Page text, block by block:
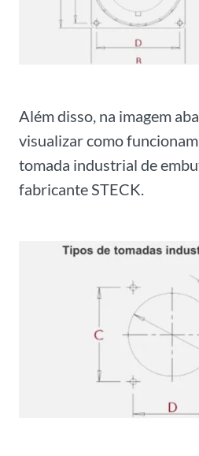
Além disso, na imagem
visualizar como
tomada industrial de
fabricante STECK.